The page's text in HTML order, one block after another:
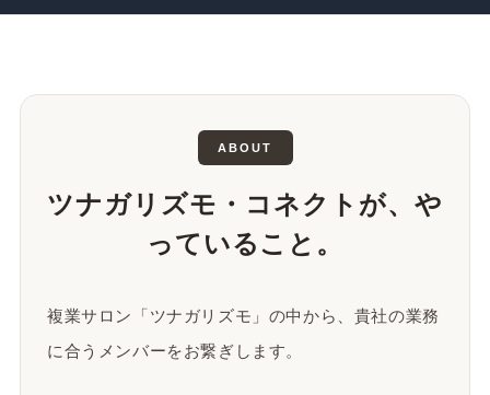
ABOUT
ツナガリズモ・コネクトが、や
っていること。
複業サロン「ツナガリズモ」の中から、貴社の業務
に合うメンバーをお繋ぎします。